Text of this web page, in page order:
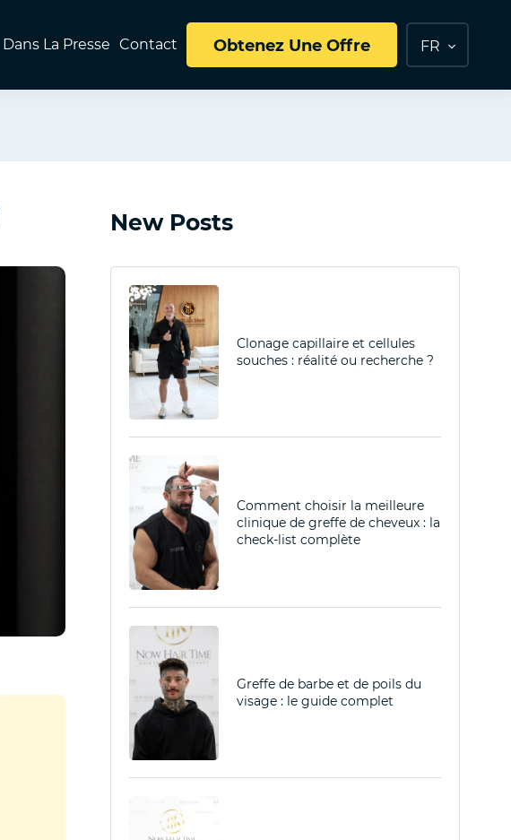
Dans La Presse Contact Obtenez Une Offre FR
New Posts
Clonage capillaire et cellules
souches : réalité ou recherche ?
Comment choisir la meilleure
clinique de greffe de cheveux : la
check-list complète
Greffe de barbe et de poils du
visage : le guide complet